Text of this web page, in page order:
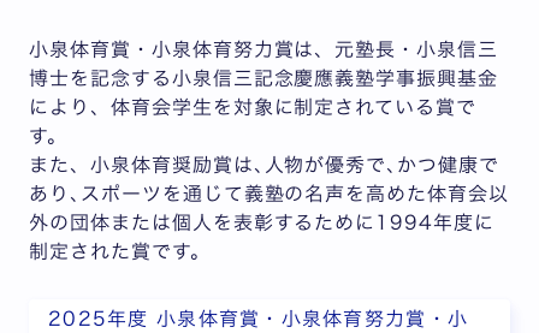
小泉体育賞・小泉体育努力賞は、元塾長・小泉信三
博士を記念する小泉信三記念慶應義塾学事振興基金
により、体育会学生を対象に制定されている賞で
す。
また、小泉体育奨励賞は､人物が優秀で､かつ健康で
あり､スポーツを通じて義塾の名声を高めた体育会以
外の団体または個人を表彰するために1994年度に
制定された賞です。
2025年度 小泉体育賞・小泉体育努力賞・小